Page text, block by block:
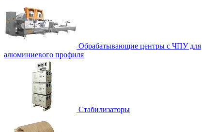
Обрабатывающие центры с ЧПУ для
алюминиевого профиля
Стабилизаторы